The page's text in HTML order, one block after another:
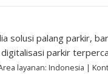
solusi palang parkir,
parkir
layanan: Indonesia |